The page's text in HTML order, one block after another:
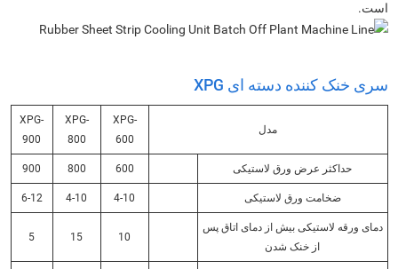
است.
سری خنک کننده دسته ای XPG
مدل
XPG-
600
XPG-
800
XPG-
900
حداکثر عرض ورق لاستیکی 600
800
900
ضخامت ورق لاستیکی 4-10
4-10
6-12
دمای ورقه لاستیکی بیش از دمای اتاق پس
از خنک شدن
10
15
5